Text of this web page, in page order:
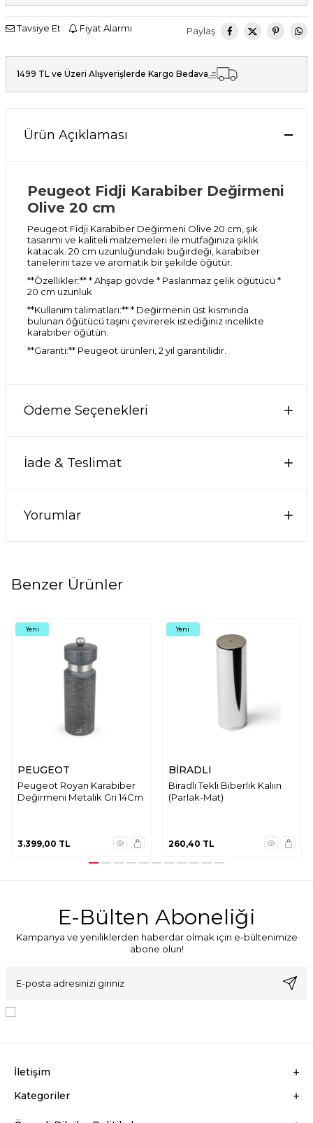
Tavsiye Et Fiyat Alarmı Paylaş
1499 TL ve Üzeri Alışverişlerde Kargo Bedava
Ürün Açıklaması
Peugeot Fidji Karabiber Değirmeni
Olive 20 cm
Peugeot Fidji Karabiber Değirmeni Olive 20 cm, şık
tasarımı ve kaliteli malzemeleri ile mutfağınıza şıklık
katacak. 20 cm uzunluğundaki buğirdeği, karabiber
tanelerini taze ve aromatik bir şekilde öğütür.
**Özellikler:** * Ahşap gövde * Paslanmaz çelik öğütücü *
20 cm uzunluk
**Kullanım talimatları:** * Değirmenin üst kısmında
bulunan öğütücü taşını çevirerek istediğiniz incelikte
karabiber öğütün.
**Garanti:** Peugeot ürünleri, 2 yıl garantilidir.
Ödeme Seçenekleri
İade & Teslimat
Yorumlar
Benzer Ürünler
Yeni
PEUGEOT
Peugeot Royan Karabiber
Değirmeni Metalik Gri 14Cm
3.399,00 TL
Yeni
BİRADLI
Biradlı Tekli Biberlik Kalıın
(Parlak-Mat)
260,40 TL
E-Bülten Aboneliği
Kampanya ve yeniliklerden haberdar olmak için e-bültenimize
abone olun!
İletişim
Kategoriler